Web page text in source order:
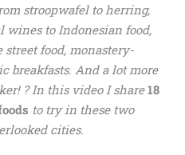
stroopwafel to herring,
wines to Indonesian food,
street food, monastery-
breakfasts. And a lot more
? In this video I share18
to try in these two
cities.